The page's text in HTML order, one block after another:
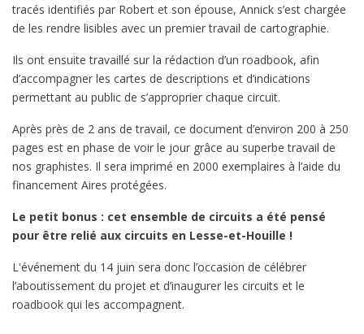
tracés identifiés par Robert et son épouse, Annick s’est chargée
de les rendre lisibles avec un premier travail de cartographie.
Ils ont ensuite travaillé sur la rédaction d’un roadbook, afin
d’accompagner les cartes de descriptions et d’indications
permettant au public de s’approprier chaque circuit.
Après près de 2 ans de travail, ce document d’environ 200 à 250
pages est en phase de voir le jour grâce au superbe travail de
nos graphistes. Il sera imprimé en 2000 exemplaires à l’aide du
financement Aires protégées.
Le petit bonus : cet ensemble de circuits a été pensé
pour être relié aux circuits en Lesse-et-Houille !
L'événement du 14 juin sera donc l’occasion de célébrer
l’aboutissement du projet et d’inaugurer les circuits et le
roadbook qui les accompagnent.